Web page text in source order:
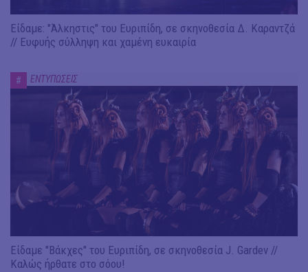
Είδαμε: "Άλκηστις" του Ευριπίδη, σε σκηνοθεσία Δ. Καραντζά
// Ευφυής σύλληψη και χαμένη ευκαιρία
# ΕΝΤΥΠΩΣΕΙΣ
Είδαμε "Βάκχες" του Ευριπίδη, σε σκηνοθεσία J. Gardev //
Καλώς ήρθατε στο σόου!